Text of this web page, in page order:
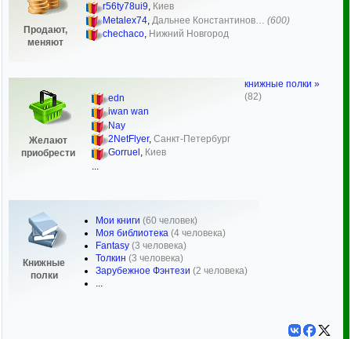
Продают,
меняют
r56ty78ui9, Киев
Metalex74 Дальнее Константинов…
(600)
chechaco, Нижний Новгород
Желают
приобрести
edn
iwan wan
Nay
2NetFlyer, Санкт-Петербург
Gorruel , Киев
Книжные
полки
Мои книги (60 человек)
Моя библиотека (4 человека)
Fantasy (3 человека)
Толкин (3 человека)
Зарубежное Фэнтези (2 человека)
...
книжные полки »
(82)